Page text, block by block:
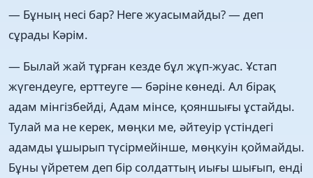
— Бұның несі бар? Неге жуасымайды? — деп
сұрады Кәрім.
— Былай жай тұрған кезде бұл жұп-жуас. Ұстап
жүгендеуге, ерттеуге — бәріне көнеді. Ал бірақ
адам мінгізбейді, Адам мінсе, қояншығы ұстайды.
Тулай ма не керек, мөңки ме, әйтеуір үстіндегі
адамды ұшырып түсірмейінше, мөңкуін қоймайды.
Бұны үйретем деп бір солдаттың иығы шығып, енді